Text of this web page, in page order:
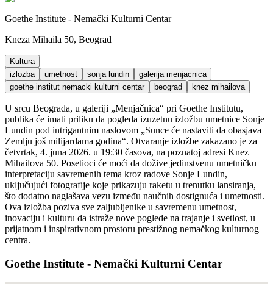
Goethe Institute - Nemački Kulturni Centar
Kneza Mihaila 50, Beograd
Kultura
izlozba
umetnost sonja lundin
galerija menjacnica
goethe institut nemacki kulturni centar
beograd knez mihailova
U srcu Beograda, u galeriji „Menjačnica“ pri Goethe Institutu,
publika će imati priliku da pogleda izuzetnu izložbu umetnice Sonje
Lundin pod intrigantnim naslovom „Sunce će nastaviti da obasjava
Zemlju još milijardama godina“. Otvaranje izložbe zakazano je za
četvrtak, 4. juna 2026. u 19:30 časova, na poznatoj adresi Knez
Mihailova 50. Posetioci će moći da dožive jedinstvenu umetničku
interpretaciju savremenih tema kroz radove Sonje Lundin,
uključujući fotografije koje prikazuju raketu u trenutku lansiranja,
što dodatno naglašava vezu između naučnih dostignuća i umetnosti.
Ova izložba poziva sve zaljubljenike u savremenu umetnost,
inovaciju i kulturu da istraže nove poglede na trajanje i svetlost, u
prijatnom i inspirativnom prostoru prestižnog nemačkog kulturnog
centra.
Goethe Institute - Nemački Kulturni Centar